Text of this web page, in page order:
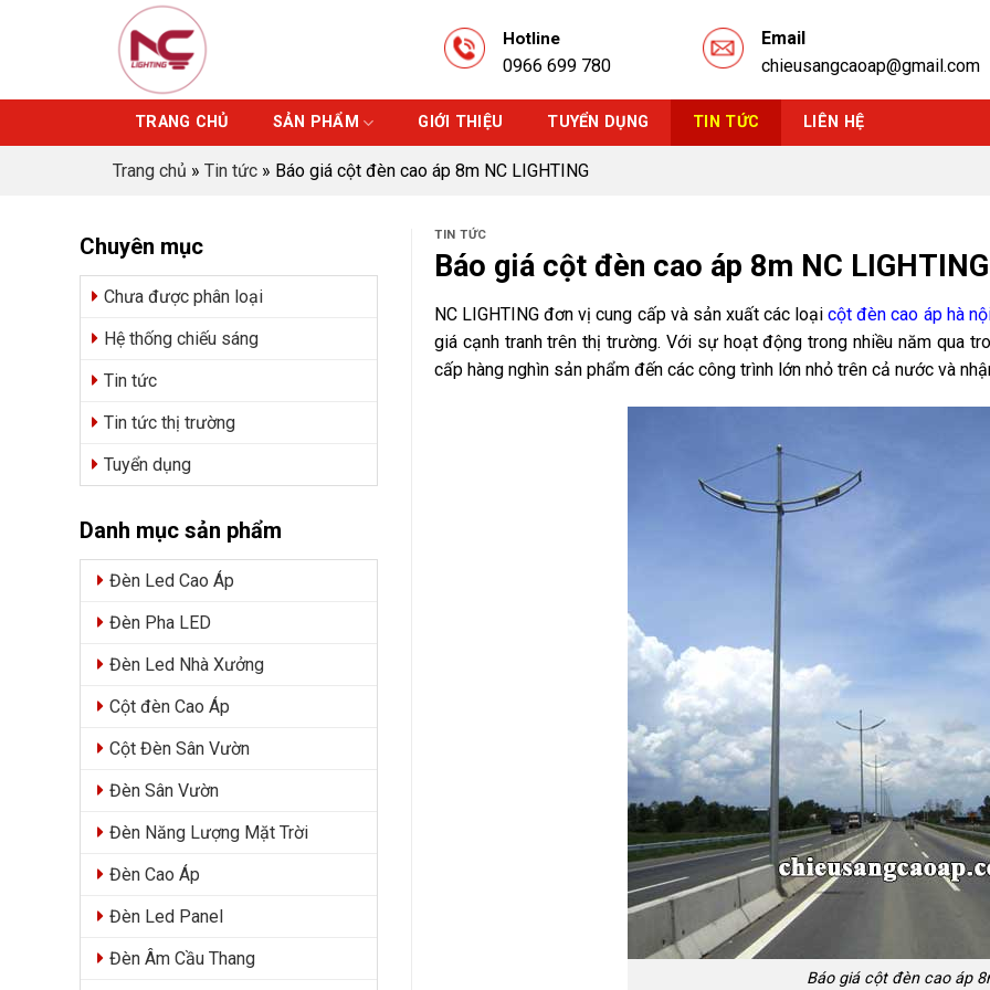
Hotline
0966 699 780
Email
chieusangcaoap@gmail.com
TRANG CHỦ SẢN PHẨM GIỚI THIỆU TUYỂN DỤNG TIN TỨC LIÊN HỆ
Trang chủ » Tin tức » Báo giá cột đèn cao áp 8m NC LIGHTING
Chuyên mục
Chưa được phân loại
Hệ thống chiếu sáng
Tin tức
Tin tức thị trường
Tuyển dụng
Danh mục sản phẩm
Đèn Led Cao Áp
Đèn Pha LED
Đèn Led Nhà Xưởng
Cột đèn Cao Áp
Cột Đèn Sân Vườn
Đèn Sân Vườn
Đèn Năng Lượng Mặt Trời
Đèn Cao Áp
Đèn Led Panel
Đèn Âm Cầu Thang
TIN TỨC
Báo giá cột đèn cao áp 8m NC LIGHTING
NC LIGHTING đơn vị cung cấp và sản xuất các loạicột đèn cao áp hà
giá cạnh tranh trên thị trường. Với sự hoạt động trong nhiều năm qua
cấp hàng nghìn sản phẩm đến các công trình lớn nhỏ trên cả nước và
Báo giá cột đèn cao áp